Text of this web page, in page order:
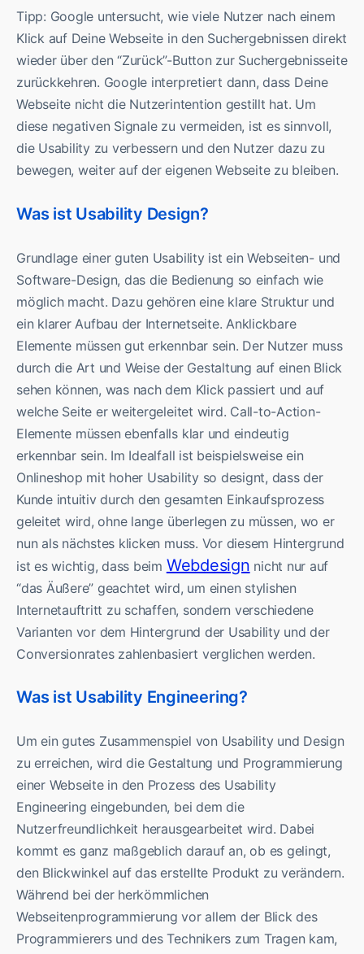
Tipp: Google untersucht, wie viele Nutzer nach einem
Klick auf Deine Webseite in den Suchergebnissen direkt
wieder über den “Zurück”-Button zur Suchergebnisseite
zurückkehren. Google interpretiert dann, dass Deine
Webseite nicht die Nutzerintention gestillt hat. Um
diese negativen Signale zu vermeiden, ist es sinnvoll,
die Usability zu verbessern und den Nutzer dazu zu
bewegen, weiter auf der eigenen Webseite zu bleiben.
Was ist Usability Design?
Grundlage einer guten Usability ist ein Webseiten- und
Software-Design, das die Bedienung so einfach wie
möglich macht. Dazu gehören eine klare Struktur und
ein klarer Aufbau der Internetseite. Anklickbare
Elemente müssen gut erkennbar sein. Der Nutzer muss
durch die Art und Weise der Gestaltung auf einen Blick
sehen können, was nach dem Klick passiert und auf
welche Seite er weitergeleitet wird. Call-to-Action-
Elemente müssen ebenfalls klar und eindeutig
erkennbar sein. Im Idealfall ist beispielsweise ein
Onlineshop mit hoher Usability so designt, dass der
Kunde intuitiv durch den gesamten Einkaufsprozess
geleitet wird, ohne lange überlegen zu müssen, wo er
nun als nächstes klicken muss. Vor diesem Hintergrund
ist es wichtig, dass beim Webdesign nicht nur auf
“das Äußere” geachtet wird, um einen stylishen
Internetauftritt zu schaffen, sondern verschiedene
Varianten vor dem Hintergrund der Usability und der
Conversionrates zahlenbasiert verglichen werden.
Was ist Usability Engineering?
Um ein gutes Zusammenspiel von Usability und Design
zu erreichen, wird die Gestaltung und Programmierung
einer Webseite in den Prozess des Usability
Engineering eingebunden, bei dem die
Nutzerfreundlichkeit herausgearbeitet wird. Dabei
kommt es ganz maßgeblich darauf an, ob es gelingt,
den Blickwinkel auf das erstellte Produkt zu verändern.
Während bei der herkömmlichen
Webseitenprogrammierung vor allem der Blick des
Programmierers und des Technikers zum Tragen kam,